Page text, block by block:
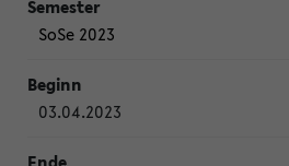
SoSe 2023
03.04.2023